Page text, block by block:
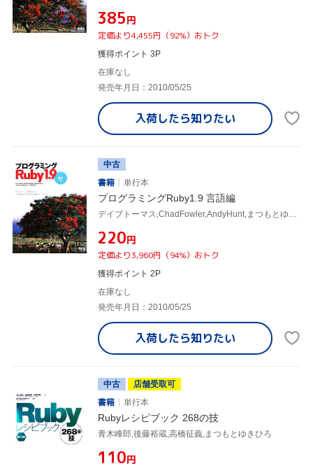
¥385円
定価より4,455円（92%）おトク
獲得ポイント 3P
在庫なし
発売年月日：2010/05/25
入荷したら知りたい
中古
書籍
単行本
プログラミングRuby1.9 言語編
¥220円
定価より3,960円（94%）おトク
獲得ポイント 2P
在庫なし
発売年月日：2010/05/25
入荷したら知りたい
中古
店舗受取可
書籍
単行本
Rubyレシピブック 268の技
青木峰郎,後藤裕蔵,高橋征義,まつもとゆきひろ
¥110円